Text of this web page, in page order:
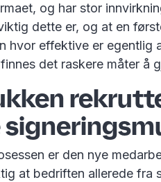
og har stor
dette er, og at en
hvor effektive er egentlig
det raskere måter å
er den nye
at bedriften allerede fra